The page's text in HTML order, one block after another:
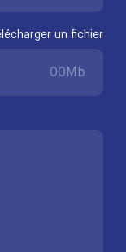
un fichier
00Mb